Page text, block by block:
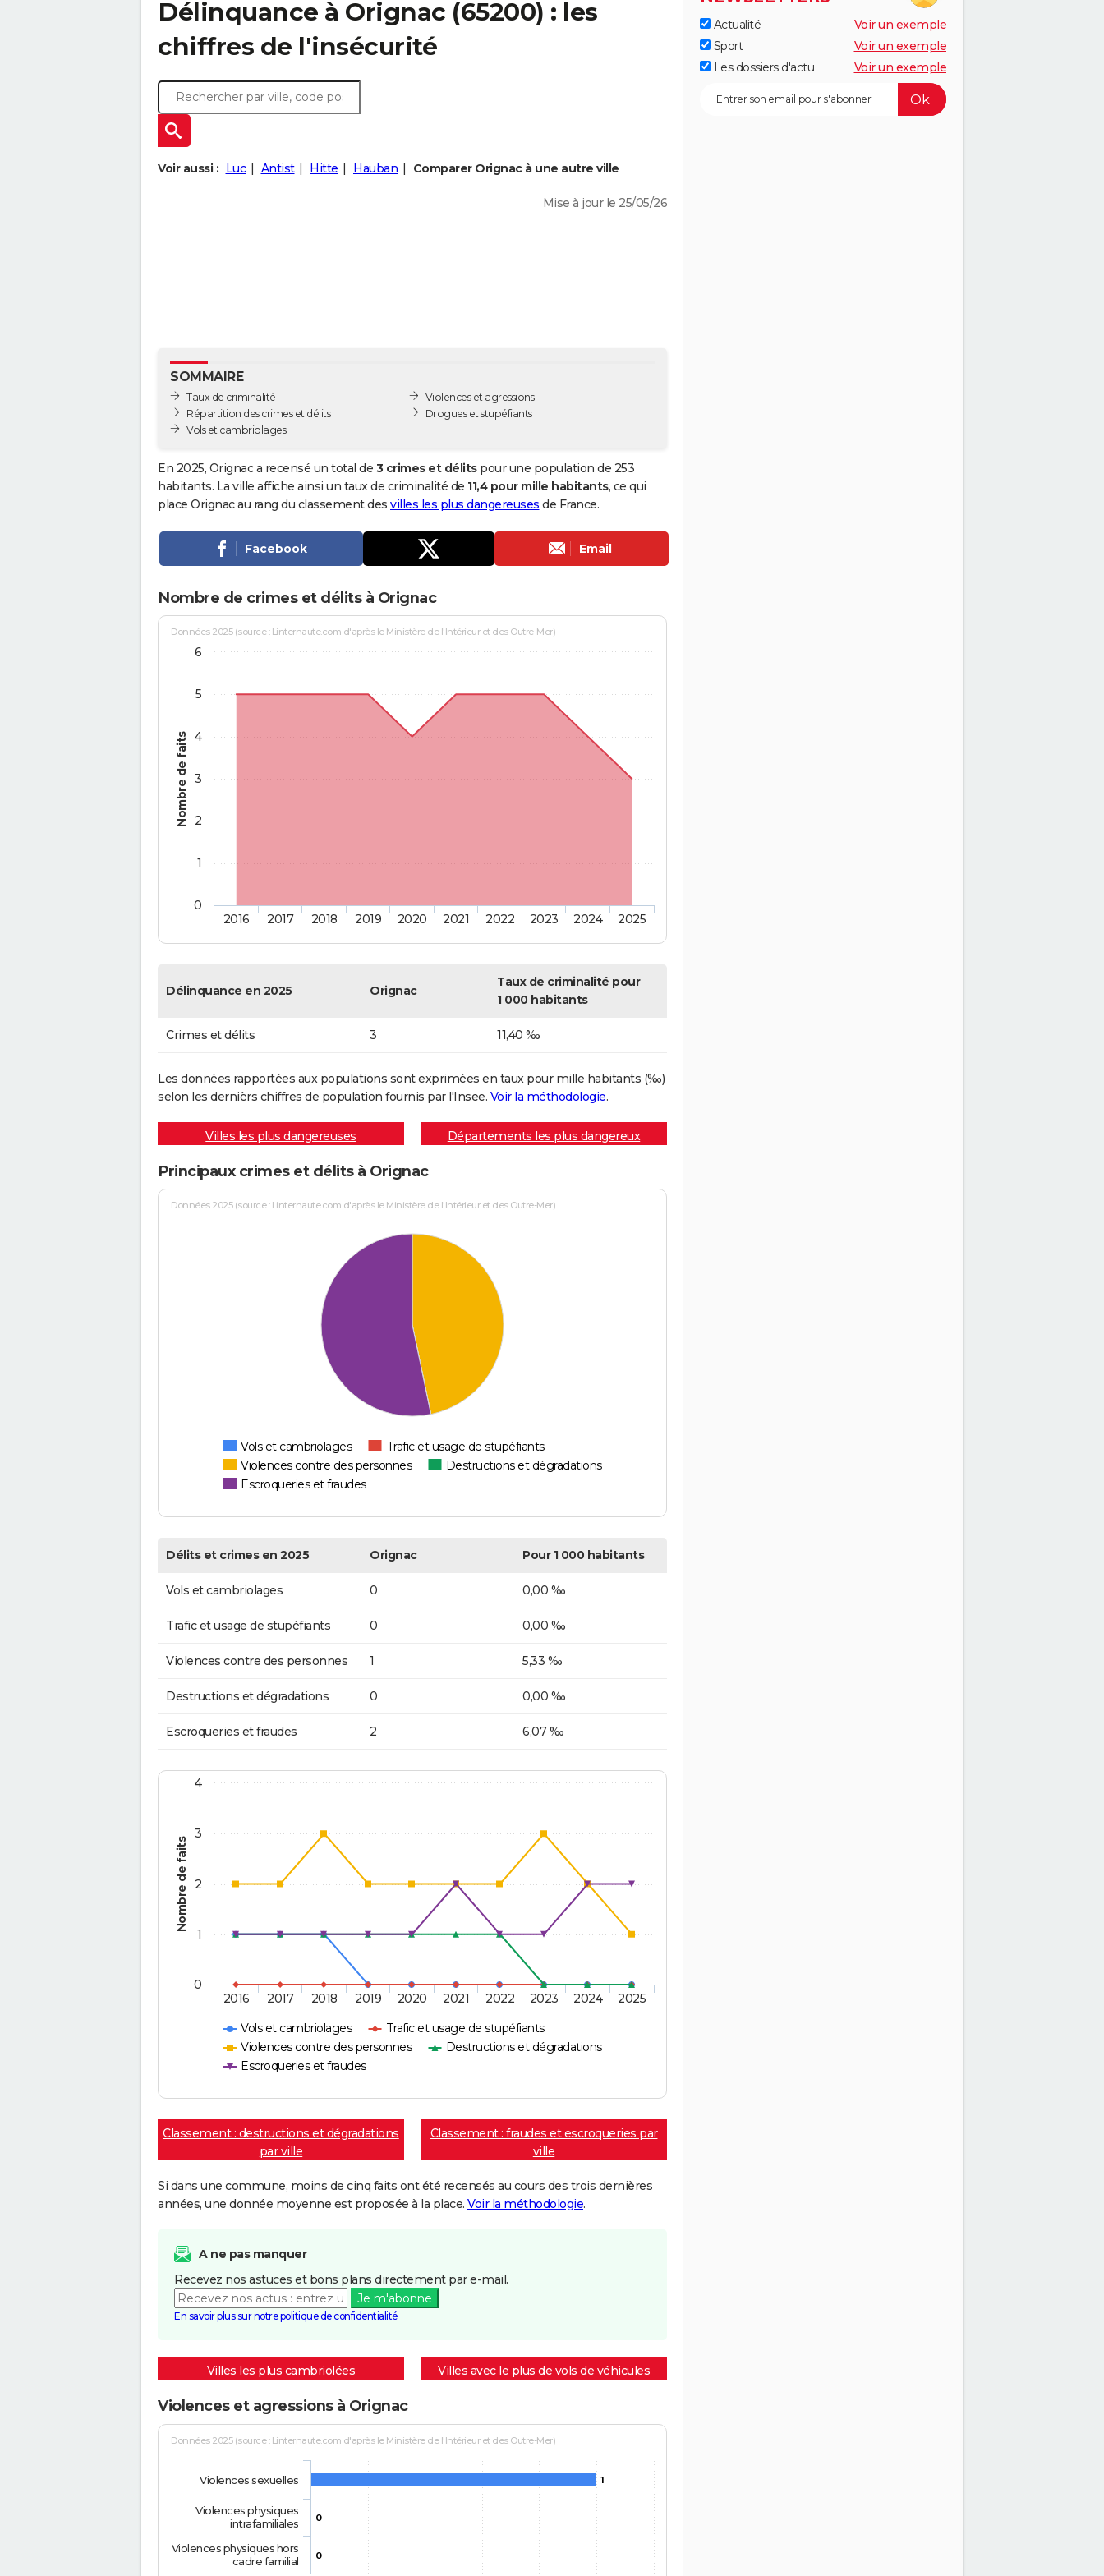
Délinquance à Orignac (65200) : les
chiffres de l'insécurité
Voir aussi : Luc Antist Hitte Hauban Comparer Orignac à une autre ville
Mise à jour le 25/05/26
SOMMAIRE
Taux de criminalité
Répartition des crimes et délits
Vols et cambriolages
Violences et agressions
Drogues et stupéfiants
En 2025, Orignac a recensé un total de 3 crimes et délitspour une population de 253
habitants. La ville affiche ainsi un taux de criminalité de 11,4 pour mille habitants, ce qui
place Orignac au rang du classement des villes les plus dangereuses de France.
Facebook Email
Nombre de crimes et délits à Orignac
Nombre de faits
Données 2025 (source : Linternaute.com d'après le Ministère de l'Intérieur et des Outre-Mer)
2016 2017 2018 2019 2020 2021 2022 2023 2024 2025
0
1
2
3
4
5
6
Délinquance en 2025 Orignac
Taux de criminalité pour
1 000 habitants
Crimes et délits 3 11,40 ‰
Les données rapportées aux populations sont exprimées en taux pour mille habitants (‰)
selon les dernièrs chiffres de population fournis par l'Insee. Voir la méthodologie.
Villes les plus dangereuses Départements les plus dangereux
Principaux crimes et délits à Orignac
Données 2025 (source : Linternaute.com d'après le Ministère de l'Intérieur et des Outre-Mer)
Vols et cambriolages
Trafic et usage de stupéfiants
Violences contre des personnes
Destructions et dégradations
Escroqueries et fraudes
Délits et crimes en 2025 Orignac Pour 1 000 habitants
Vols et cambriolages 0 0,00 ‰
Trafic et usage de stupéfiants 0 0,00 ‰
Violences contre des personnes 1 5,33 ‰
Destructions et dégradations 0 0,00 ‰
Escroqueries et fraudes 2 6,07 ‰
Nombre de faits
Vols et cambriolages
Trafic et usage de stupéfiants
Violences contre des personnes
Destructions et dégradations
Escroqueries et fraudes
2016 2017 2018 2019 2020 2021 2022 2023 2024 2025
0
1
2
3
4
Classement : destructions et dégradations
par ville
Classement : fraudes et escroqueries par
ville
Si dans une commune, moins de cinq faits ont été recensés au cours des trois dernières
années, une donnée moyenne est proposée à la place. Voir la méthodologie.
A ne pas manquer
Recevez nos astuces et bons plans directement par e-mail.
Je m'abonne
En savoir plus sur notre politique de confidentialité
Villes les plus cambriolées Villes avec le plus de vols de véhicules
Violences et agressions à Orignac
Données 2025 (source : Linternaute.com d'après le Ministère de l'Intérieur et des Outre-Mer)
1
0
0
Violences sexuelles
Violences physiques
intrafamiliales
Violences physiques hors
cadre familial
Actualité
Voir un exemple
Sport
Voir un exemple
Les dossiers d'actu
Voir un exemple